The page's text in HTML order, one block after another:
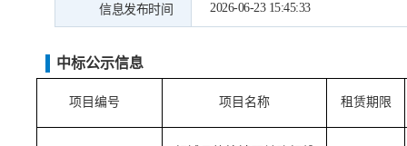
信息发布时间 2026-06-23 15:45:33
中标公示信息
项目编号 项目名称 租赁期限